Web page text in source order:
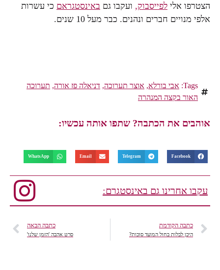
הצטרפו אלי לפייסבוק, ועקבו גם באינסטגראם כי עשרות
אלפי מנויים חברים ונהנים. כבר מעל 10 שנים.
Tags: אבי בורלא, אוצר תערוכה, דניאלה פז אורה, תערוכה
האור בקצה המנהרה
אוהבים את הכתבה? שתפו אותה עכשיו:
Facebook
Telegram
Email
WhatsApp
עקבו אחרינו גם באינסטגרם:
כתבה הקודמת
היכן לבלות בחול המועד סוכות?
כתבה הבאה
סרט אהבה 'הזמן שלנו'